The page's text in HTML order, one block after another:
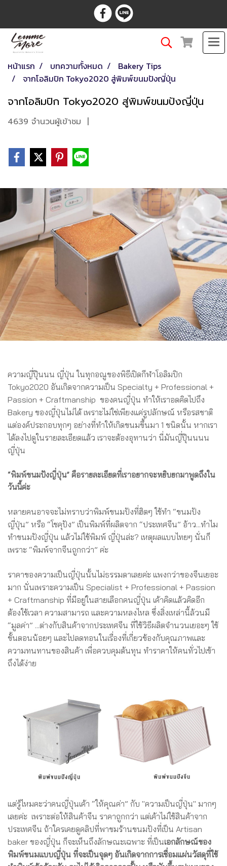
หน้าแรก บทความทั้งหมด
Bakery Tips
จากโอลิมปิก Tokyo2020 สู่พิมพ์ขนมปังญี่ปุ่น
จากโอลิมปิก Tokyo2020 สู่พิมพ์ขนมปังญี่ปุ่น
4639 จำนวนผู้เข้าชม |
ความญี่ปุ๊นนน ญี่ปุ่น ในทุกอณูของพิธีเปิดกีฬาโอลิมปิก
Tokyo2020 อันเกิดจากความเป็น Specialty + Professional +
Passion + Craftmanship ของคนญี่ปุ่น ทำให้เราอดคิดไปถึง
Bakery ของญี่ปุ่นไม่ได้ เพราะไม่ใช่เพียงแค่รูปลักษณ์ หรือรสชาติ
แต่องค์ประกอบทุกๆ อย่างที่ทำให้เกิดขนมขึ้นมา 1 ชนิดนั้น หากเรา
ได้ลงไปดูในรายละเอียดแล้ว เราจะต้องอุทานว่า นี่มันญี่ปุ๊นนนน
ญี่ปุ่น
“พิมพ์ขนมปังญี่ปุ่น” คือรายละเอียดที่เราอยากจะหยิบยกมาพูดถึงใน
วันนี้ค่ะ
หลายคนอาจจะไม่ทราบว่าพิมพ์ขนมปังที่ฮิตๆ ใช้ทำ “ขนมปัง
ญี่ปุ่น” หรือ “โชคุปัง” เป็นพิมพ์ที่ผลิตจาก “ประเทศจีน” อ้าว...ทำไม
ทำขนมปังญี่ปุ่น แล้วไม่ใช้พิมพ์ ญี่ปุ่นล่ะ? เหตุผลแบบไทยๆ นั่นก็
เพราะ “พิมพ์จากจีนถูกกว่า” ค่ะ
ราคาของความเป็นญี่ปุ่นนั้นไม่ธรรมดาเลยค่ะ แพงกว่าของจีนเยอะ
มาก นั่นเพราะความเป็น Specialist + Professional + Passion
+ Craftmanship ที่มีอยู่ในสายเลือกคนญี่ปุ่น เค้าคิดแล้วคิดอีก
ต้องใช้เวลา ความสามารถ และความหลงไหล ซึ่งสิ่งเหล่านี้ล้วนมี
“มูลค่า” ...ต่างกับสินค้าจากประเทศจีน ที่ใช้วิธีผลิตจำนวนเยอะๆ ใช้
ขั้นตอนน้อยๆ และไปลดทอนในเรื่องที่เกี่ยวข้องกับคุณภาพและ
ความทนทานของสินค้า เพื่อควบคุมต้นทุน ทำราคาให้คนทั่วไปเข้า
ถึงได้ง่าย
แต่รู้ไหมคะว่าคนญี่ปุ่นเค้า “ให้คุณค่า” กับ "ความเป็นญี่ปุ่น" มากๆ
เลยค่ะ เพราะต่อให้สินค้าจีน ราคาถูกกว่า แต่เค้าไม่ใช้สินค้าจาก
ประเทศจีน ถ้าใครเคยดูคลิปที่พาชมร้านขนมปังที่เป็น Artisan
baker ของญี่ปุ่น ก็จะเห็นถึงลักษณะเฉพาะ ที่เป็นเอกลักษณ์ของ
พิมพ์ขนมแบบญี่ปุ่น ที่จะเป็นจุดๆ อันเกิดจากการเชื่อมแผ่นวัสดุที่ใช้